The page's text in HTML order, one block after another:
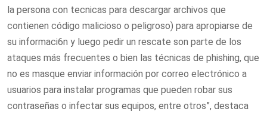
la persona con tecnicas para descargar archivos que
contienen código malicioso o peligroso) para apropiarse de
su informaci6n y luego pedir un rescate son parte de los
ataques más frecuentes o bien las técnicas de phishing, que
no es masque enviar información por correo electrónico a
usuarios para instalar programas que pueden robar sus
contraseñas o infectar sus equipos, entre otros”, destaca